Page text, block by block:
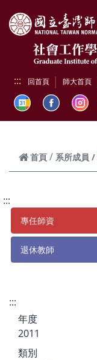
::: 回首頁 師大首頁
首頁 系所成員
:::
專任師資
退休教師
:::
年度
2011
類別